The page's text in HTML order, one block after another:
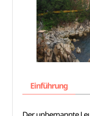
Einführung